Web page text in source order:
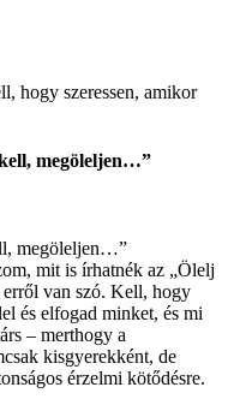
hogy szeressen, amikor
megöleljen…”
megöleljen…”
mit is írhatnék az „Ölelj
van szó. Kell, hogy
és elfogad minket, és mi
– merthogy a
kisgyerekként, de
érzelmi kötődésre.